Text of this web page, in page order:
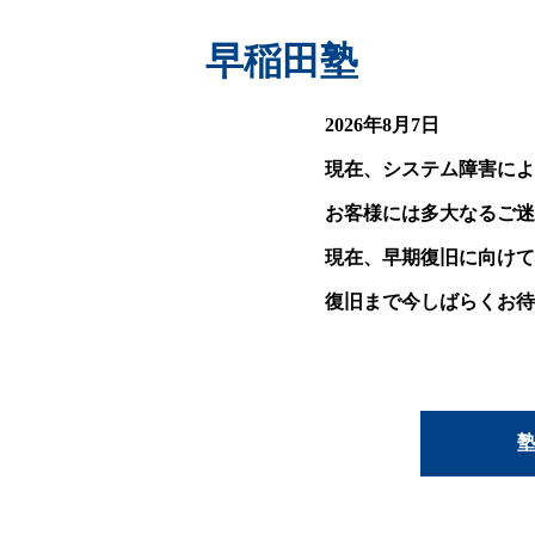
早稲田塾
2026年8月7日
現在、システム障害に
お客様には多大なるご
現在、早期復旧に向け
復旧まで今しばらくお